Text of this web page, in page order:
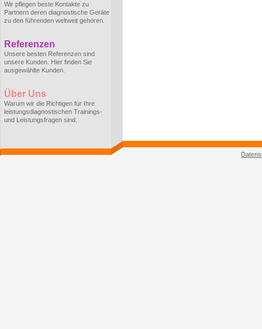
Wir pflegen beste Kontakte zu
Partnern deren diagnostische Geräte
zu den führenden weltweit gehören.
Referenzen
Unsere besten Referenzen sind
unsere Kunden. Hier finden Sie
ausgewählte Kunden.
Über Uns
Warum wir die Richtigen für Ihre
leistungsdiagnostischen Trainings-
und Leistungsfragen sind.